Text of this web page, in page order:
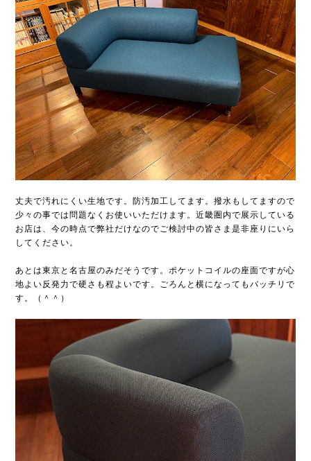
丈夫で汚れにくい生地です。防汚加工してます。撥水もしてますので
少々の事では問題なくお使いいただけます。近畿圏内で展示している
お店は、今の時点で弊社だけなのでご検討中の皆さま是非座りにいら
してください。
あとは東京と名古屋のみだそうです。ポケットコイルの座面ですが心
地よい反発力で硬さも程よいです。ごろんと横になってもバッチリで
す。（＾＾）